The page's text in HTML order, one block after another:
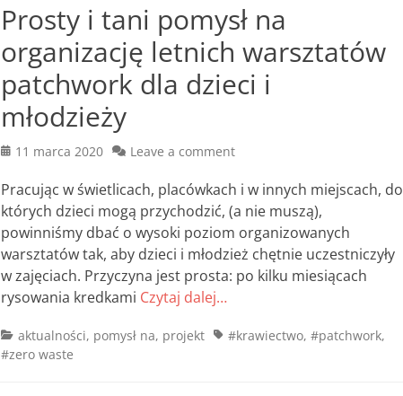
Prosty i tani pomysł na
organizację letnich warsztatów
patchwork dla dzieci i
młodzieży
Posted
11 marca 2020 Leave a comment
Pracując w świetlicach, placówkach i w innych miejscach, do
których dzieci mogą przychodzić, (a nie muszą),
powinniśmy dbać o wysoki poziom organizowanych
warsztatów tak, aby dzieci i młodzież chętnie uczestniczyły
w zajęciach. Przyczyna jest prosta: po kilku miesiącach
rysowania kredkami Czytaj dalej…
Categories
aktualności, pomysł na, projekt Tags#krawiectwo, #patchwork,
#zero waste